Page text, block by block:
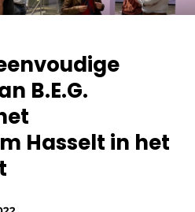
B.E.G.
Hasselt in het